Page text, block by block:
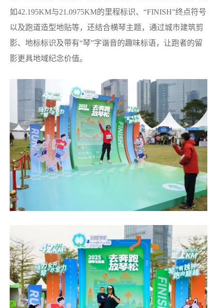
如42.195KM与21.0975KM的里程标识、“FINISH”终点符号
以及跑道造型地贴等，还结合横琴主题，通过城市建筑剪
影、地标标识及带有“琴”字谐音的趣味标语，让跑者的留
影更具地域纪念价值。